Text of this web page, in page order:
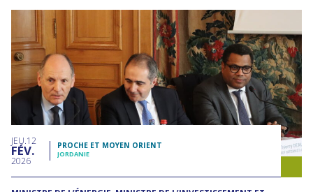
JEU 12
FÉV
2026
PROCHE ET MOYEN ORIENT
JORDANIE